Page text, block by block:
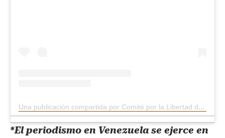
Una publicación compartida por Comité por la Libertad de los Presos Políticos (@clippve)
*El periodismo en Venezuela se ejerce en